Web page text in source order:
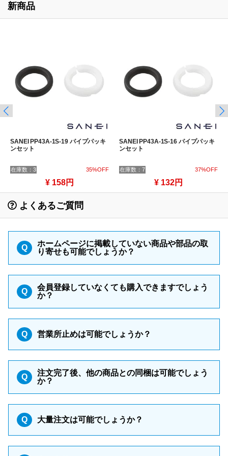
新商品
SANEI PP43A-1S-19 パイプパッキ
ンセット
在庫数：3 35%OFF
¥ 158円
SANEI PP43A-1S-16 パイプパッキ
ンセット
在庫数：7 37%OFF
¥ 132円
よくあるご質問
Q
ホームページに掲載していない商品や部品の取
り寄せも可能でしょうか？
Q
会員登録していなくても購入できますでしょう
か？
Q 営業所止めは可能でしょうか？
Q
注文完了後、他の商品との同梱は可能でしょう
か？
Q 大量注文は可能でしょうか？